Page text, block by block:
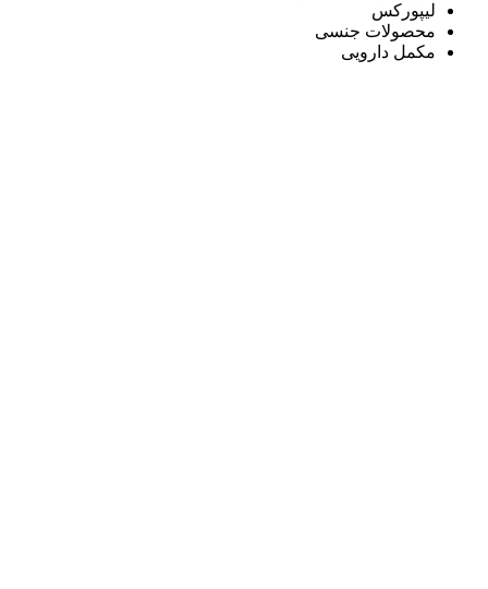
لیپورکس
محصولات جنسی
مکمل دارویی